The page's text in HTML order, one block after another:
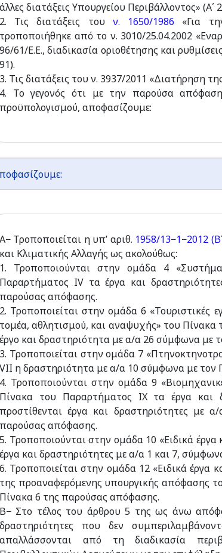
άλλες διατάξεις Υπουργείου Περιβάλλοντος» (Α΄
2. Τις διατάξεις του ν. 1650/1986 «Για
τροποποιήθηκε από το ν. 3010/25.04.2002
96/61/Ε.Ε., διαδικασία οριοθέτησης και
91).
3. Τις διατάξεις του ν. 3937/2011 «Διατήρηση
4. Το γεγονός ότι με την παρούσα
προϋπολογισμού, αποφασίζουμε:
Α− Τροποποιείται η υπ’ αριθ. 1958/13−1−2012
και Κλιματικής Αλλαγής ως ακολούθως:
1. Τροποποιούνται στην ομάδα 4
Παραρτήματος IV τα έργα και
παρούσας απόφασης.
2. Τροποποιείται στην ομάδα 6 «Τουριστικές
τομέα, αθλητισμού, και αναψυχής» του Πίνακα
έργο και δραστηριότητα με α/α 26 σύμφωνα με
3. Τροποποιείται στην ομάδα 7
VII η δραστηριότητα με α/α 10 σύμφωνα με τον
4. Τροποποιούνται στην ομάδα 9
Πίνακα του Παραρτήματος IX τα έργα και
προστίθενται έργα και δραστηριότητες
παρούσας απόφασης.
5. Τροποποιούνται στην ομάδα 10 «Ειδικά
έργα και δραστηριότητες με α/α 1 και 7,
6. Τροποποιείται στην ομάδα 12 «Ειδικά έργα
της προαναφερόμενης υπουργικής απόφασης
Πίνακα 6 της παρούσας απόφασης.
Β− Στο τέλος του άρθρου 5 της ως άνω
δραστηριότητες που δεν
απαλλάσσονται από τη διαδικασία